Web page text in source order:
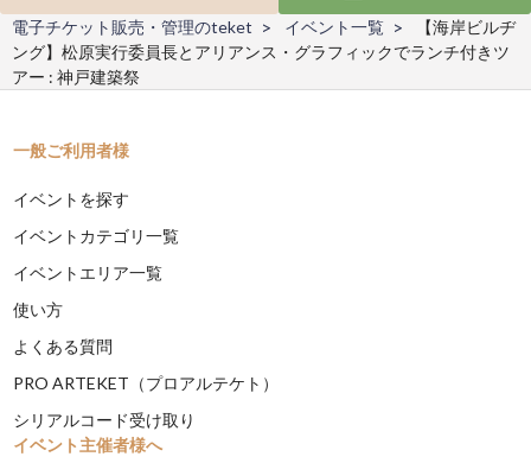
電子チケット販売・管理のteket イベント一覧
【海岸ビルヂ
ング】松原実行委員長とアリアンス・グラフィックでランチ付きツ
アー : 神戸建築祭
一般ご利用者様
イベントを探す
イベントカテゴリ一覧
イベントエリア一覧
使い方
よくある質問
PRO ARTEKET（プロアルテケト）
シリアルコード受け取り
イベント主催者様へ